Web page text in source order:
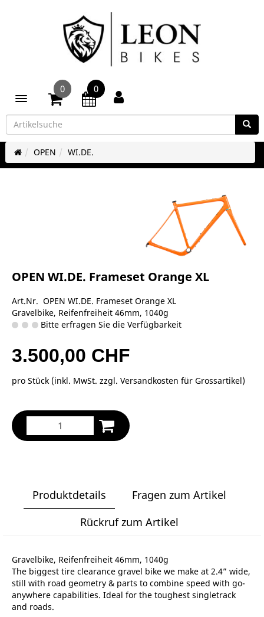
Toggle navigation
0 0
OPEN WI.DE.
OPEN WI.DE. Frameset Orange XL
Art.Nr. OPEN WI.DE. Frameset Orange XL
Gravelbike, Reifenfreiheit 46mm, 1040g
Bitte erfragen Sie die Verfügbarkeit
3.500,00 CHF
pro Stück (inkl. MwSt. zzgl. Versandkosten für Grossartikel)
Produktdetails
Fragen zum Artikel
Rückruf zum Artikel
Gravelbike, Reifenfreiheit 46mm, 1040g
The biggest tire clearance gravel bike we make at 2.4” wide,
still with road geometry & parts to combine speed with go-
anywhere capabilities. Ideal for the toughest singletrack
and roads.